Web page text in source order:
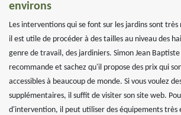
environs
Les interventions qui se font sur les jardins sont
il est utile de procéder à des tailles au niveau des
genre de travail, des jardiniers. Simon Jean
recommande et sachez qu'il propose des prix qui
accessibles à beaucoup de monde. Si vous voulez
supplémentaires, il suffit de visiter son site web.
d'intervention, il peut utiliser des équipements très